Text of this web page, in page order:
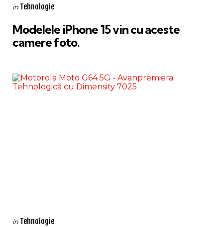
Categories
Posted
in Tehnologie
Modelele iPhone 15 vin cu aceste
camere foto.
Categories
Posted
in Tehnologie